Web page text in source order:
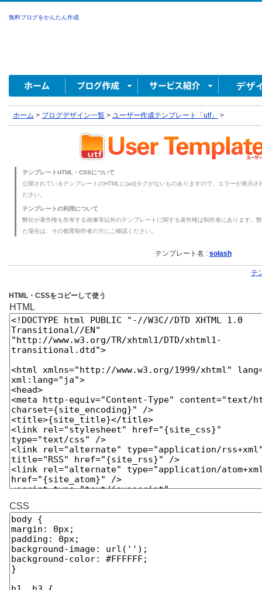
無料ブログをかんたん作成
ホーム > ブログデザイン一覧 > ユーザー作成テンプレート「utf」 >
テンプレートHTML・CSSについて
公開されているテンプレートのHTMLに{ad}タグがないものありますので、エラーが表示
ださい。
テンプレートの利用について
弊社が著作権を所有する画像等以外のテンプレートに関する著作権は制作者にあります。
た場合は、その都度制作者の方にご確認ください。
テンプレート名 : solash
テ
HTML・CSSをコピーして使う
HTML
CSS